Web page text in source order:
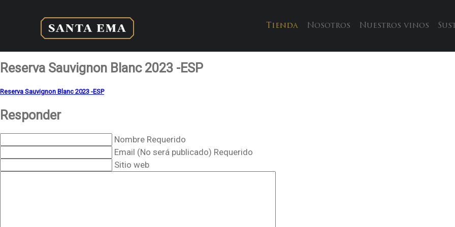
Tienda Nosotros Nuestros vinos
Reserva Sauvignon Blanc 2023 -ESP
Reserva Sauvignon Blanc 2023 -ESP
Responder
Nombre Requerido
Email (No será publicado) Requerido
Sitio web